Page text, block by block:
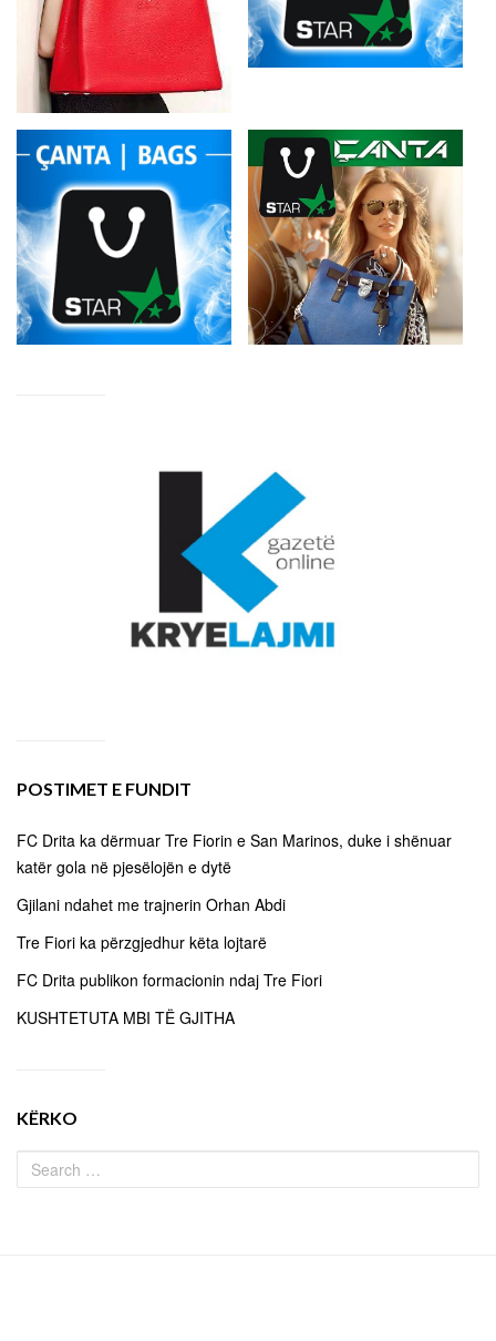
POSTIMET E FUNDIT
FC Drita ka dërmuar Tre Fiorin e San Marinos, duke i shënuar
katër gola në pjesëlojën e dytë
Gjilani ndahet me trajnerin Orhan Abdi
Tre Fiori ka përzgjedhur këta lojtarë
FC Drita publikon formacionin ndaj Tre Fiori
KUSHTETUTA MBI TË GJITHA
KËRKO